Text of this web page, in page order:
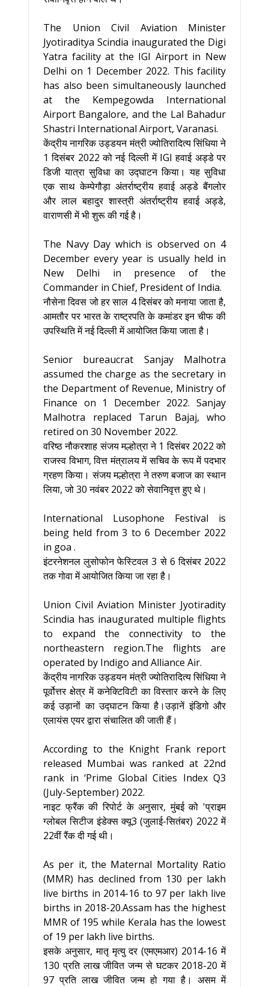
The Union Civil Aviation Minister
Jyotiraditya Scindia inaugurated the Digi
Yatra facility at the IGI Airport in New
Delhi on 1 December 2022. This facility
has also been simultaneously launched
at the Kempegowda International
Airport Bangalore, and the Lal Bahadur
Shastri International Airport, Varanasi.
केंद्रीय नागरिक उड्डयन मंत्री ज्योतिरादित्य सिंधिया ने
1 दिसंबर 2022 को नई दिल्ली में IGI हवाई अड्डे पर
डिजी यात्रा सुविधा का उद्घाटन किया। यह सुविधा
एक साथ केम्पेगौड़ा अंतर्राष्ट्रीय हवाई अड्डे बैंगलोर
और लाल बहादुर शास्त्री अंतर्राष्ट्रीय हवाई अड्डे,
वाराणसी में भी शुरू की गई है।
The Navy Day which is observed on 4
December every year is usually held in
New Delhi in presence of the
Commander in Chief, President of India.
नौसेना दिवस जो हर साल 4 दिसंबर को मनाया जाता है,
आमतौर पर भारत के राष्ट्रपति के कमांडर इन चीफ की
उपस्थिति में नई दिल्ली में आयोजित किया जाता है।
Senior bureaucrat Sanjay Malhotra
assumed the charge as the secretary in
the Department of Revenue, Ministry of
Finance on 1 December 2022. Sanjay
Malhotra replaced Tarun Bajaj, who
retired on 30 November 2022.
वरिष्ठ नौकरशाह संजय मल्होत्रा ने 1 दिसंबर 2022 को
राजस्व विभाग, वित्त मंत्रालय में सचिव के रूप में पदभार
ग्रहण किया। संजय मल्होत्रा ने तरुण बजाज का स्थान
लिया, जो 30 नवंबर 2022 को सेवानिवृत्त हुए थे।
International Lusophone Festival is
being held from 3 to 6 December 2022
in goa .
इंटरनेशनल लुसोफोन फेस्टिवल 3 से 6 दिसंबर 2022
तक गोवा में आयोजित किया जा रहा है।
Union Civil Aviation Minister Jyotiradity
Scindia has inaugurated multiple flights
to expand the connectivity to the
northeastern region.The flights are
operated by Indigo and Alliance Air.
केंद्रीय नागरिक उड्डयन मंत्री ज्योतिरादित्य सिंधिया ने
पूर्वोत्तर क्षेत्र में कनेक्टिविटी का विस्तार करने के लिए
कई उड़ानों का उद्घाटन किया है।उड़ानें इंडिगो और
एलायंस एयर द्वारा संचालित की जाती हैं।
According to the Knight Frank report
released Mumbai was ranked at 22nd
rank in ‘Prime Global Cities Index Q3
(July-September) 2022.
नाइट फ्रैंक की रिपोर्ट के अनुसार, मुंबई को 'प्राइम
ग्लोबल सिटीज इंडेक्स क्यू3 (जुलाई-सितंबर) 2022 में
22वीं रैंक दी गई थी।
As per it, the Maternal Mortality Ratio
(MMR) has declined from 130 per lakh
live births in 2014-16 to 97 per lakh live
births in 2018-20.Assam has the highest
MMR of 195 while Kerala has the lowest
of 19 per lakh live births.
इसके अनुसार, मातृ मृत्यु दर (एमएमआर) 2014-16 में
130 प्रति लाख जीवित जन्म से घटकर 2018-20 में
97 प्रति लाख जीवित जन्म हो गया है। असम में